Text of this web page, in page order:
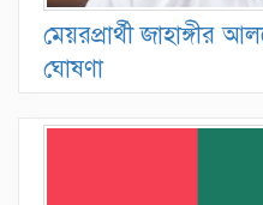
মেয়রপ্রার্থী জাহাঙ্গীর
ঘোষণা